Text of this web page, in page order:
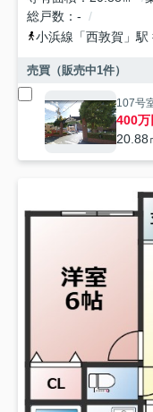
総戸数
-
小浜線 「西敦賀 」
売買（販売中1件）
107号
400万
20.88